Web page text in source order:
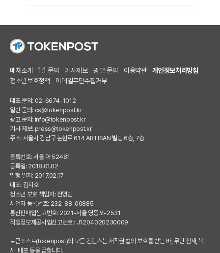
매체소개 1:1 문의 기사제보 광고 문의 이용약관
개인정보처리방침
청소년보호정책
이메일무단수집거부
대표 문의: 02-6674-1012
일반 문의: cs@tokenpost.kr
광고 문의: info@tokenpost.kr
기사 제보: press@tokenpost.kr
주소: 서울시 강남구 논현로 614 ARTISAN 빌딩 6층, 7층
등록번호: 서울 아 52481
등록일: 2018.01.02
발행 일자: 2017.02.17
대표: 김지호
청소년 보호 책임자: 전영빈
사업자 등록번호: 232-88-00885
통신판매업신고번호: 2021-서울 영등포-2531
직업정보제공사업신고번호 : J1204020230009
토큰포스트(tokenpost)의 모든 컨텐츠는 저작권 법의 보호를 받는 바, 무단 전재, 복
사, 배포 등을 금합니다.